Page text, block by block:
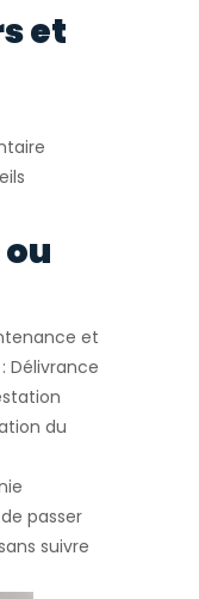
et
et
Délivrance
du
passer
suivre